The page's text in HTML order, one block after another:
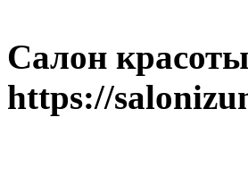
Салон
https://